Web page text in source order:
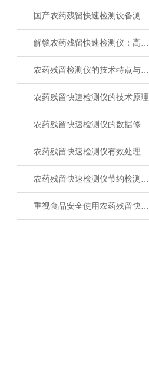
国产农药残留快速检测设备测评：技术革新市场格局分析
解锁农药残留快速检测仪：高灵敏度，精准捕捉微量残留
农药残留检测仪的技术特点与使用
农药残留快速检测仪的技术原理
农药残留快速检测仪的数据修改方法
农药残留快速检测仪有效处理农药残留超标问题
农药残留快速检测仪节约检测时间
重视食品安全使用农药残留快速检测仪